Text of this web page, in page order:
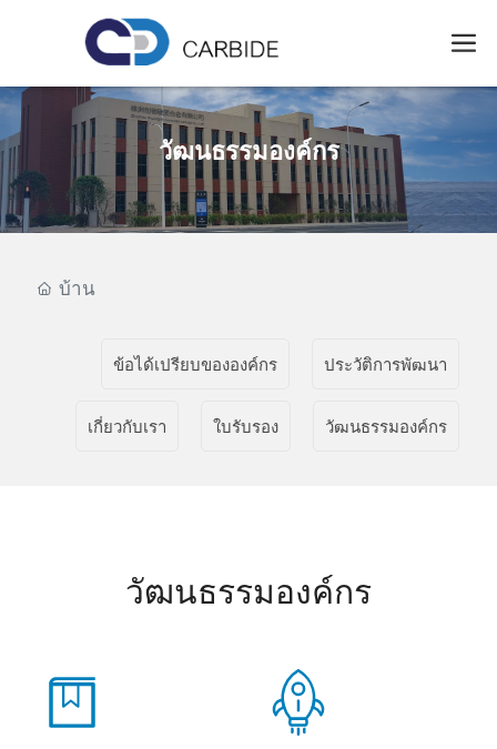
วัฒนธรรมองค์กร
บ้าน
ประวัติการพัฒนา
ข้อได้เปรียบขององค์กร
วัฒนธรรมองค์กร
ใบรับรอง
เกี่ยวกับเรา
วัฒนธรรมองค์กร